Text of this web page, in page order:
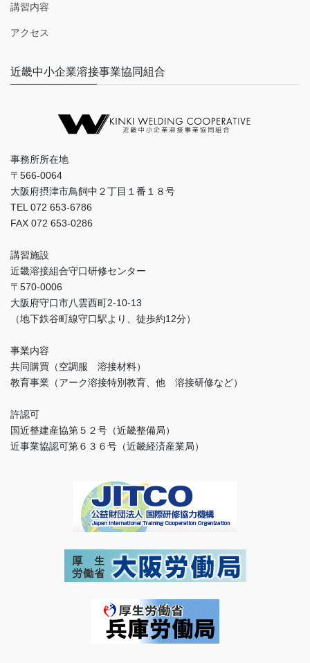
講習内容
アクセス
近畿中小企業溶接事業協同組合
事務所所在地
〒566-0064
大阪府摂津市鳥飼中２丁目１番１８号
TEL 072 653-6786
FAX 072 653-0286
講習施設
近畿溶接組合守口研修センター
〒570-0006
大阪府守口市八雲西町2-10-13
（地下鉄谷町線守口駅より、徒歩約12分）
事業内容
共同購買（空調服 溶接材料）
教育事業（アーク溶接特別教育、他 溶接研修など）
許認可
国近整建産協第５２号（近畿整備局）
近事業協認可第６３６号（近畿経済産業局）